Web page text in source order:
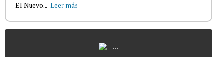
El Nuevo... Leer más
...